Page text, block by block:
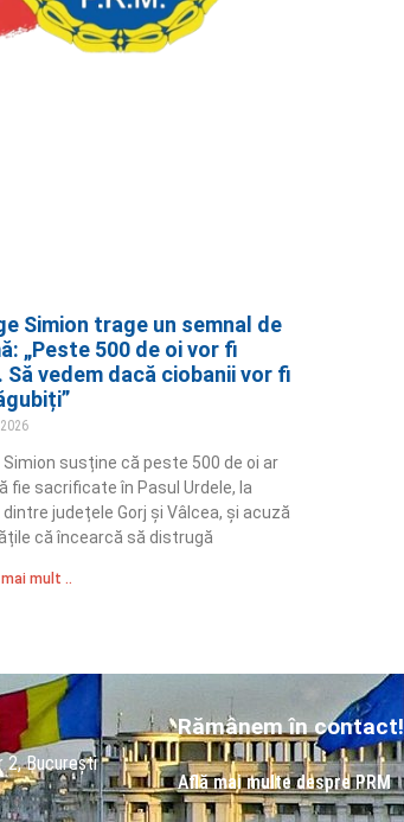
Simion trage un semnal de
„Peste 500 de oi vor fi
Să vedem dacă ciobanii vor fi
Simion susține că peste 500 de oi ar
fie sacrificate în Pasul Urdele, la
județele Gorj și Vâlcea, și acuză
că încearcă să distrugă
mult ..
2, București
Rămânem în contact!
Află mai multe despre PRM